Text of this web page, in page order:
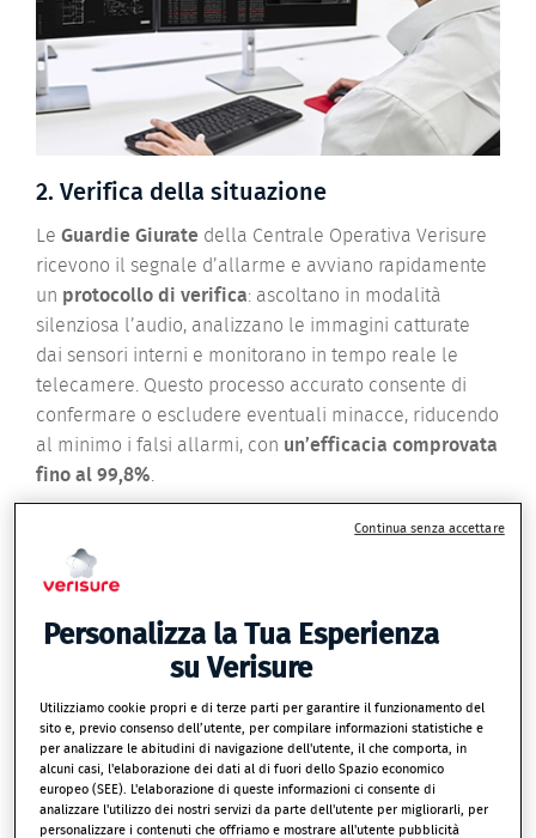
2. Verifica della situazione
Le Guardie Giurate della Centrale Operativa Verisure
ricevono il segnale d’allarme e avviano rapidamente
un protocollo di verifica: ascoltano in modalità
silenziosa l’audio, analizzano le immagini catturate
dai sensori interni e monitorano in tempo reale le
telecamere. Questo processo accurato consente di
confermare o escludere eventuali minacce, riducendo
al minimo i falsi allarmi, con un’efficacia comprovata
fino al 99,8%
Personalizza la Tua Esperienza
su Verisure
Utilizziamo cookie propri e di terze parti per garantire il funzionamento del
sito e, previo consenso dell’utente, per compilare informazioni statistiche e
per analizzare le abitudini di navigazione dell'utente, il che comporta, in
alcuni casi, l'elaborazione dei dati al di fuori dello Spazio economico
europeo (SEE). L'elaborazione di queste informazioni ci consente di
analizzare l'utilizzo dei nostri servizi da parte dell'utente per migliorarli, per
personalizzare i contenuti che offriamo e mostrare all'utente pubblicità
Continua senza accettare